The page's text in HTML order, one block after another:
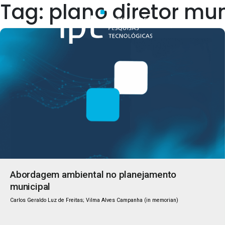
Tag: plano diretor
Abordagem ambiental no planejamento
municipal
Carlos Geraldo Luz de Freitas; Vilma Alves Campanha (in memorian)